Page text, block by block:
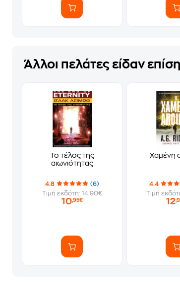
Άλλοι πελάτες είδαν
Το τέλος της
αιωνιότητας
4.8
(6)
Τιμή εκδότη: 14.90€
10,95€
Χαμένη
4.4
Τιμή
12